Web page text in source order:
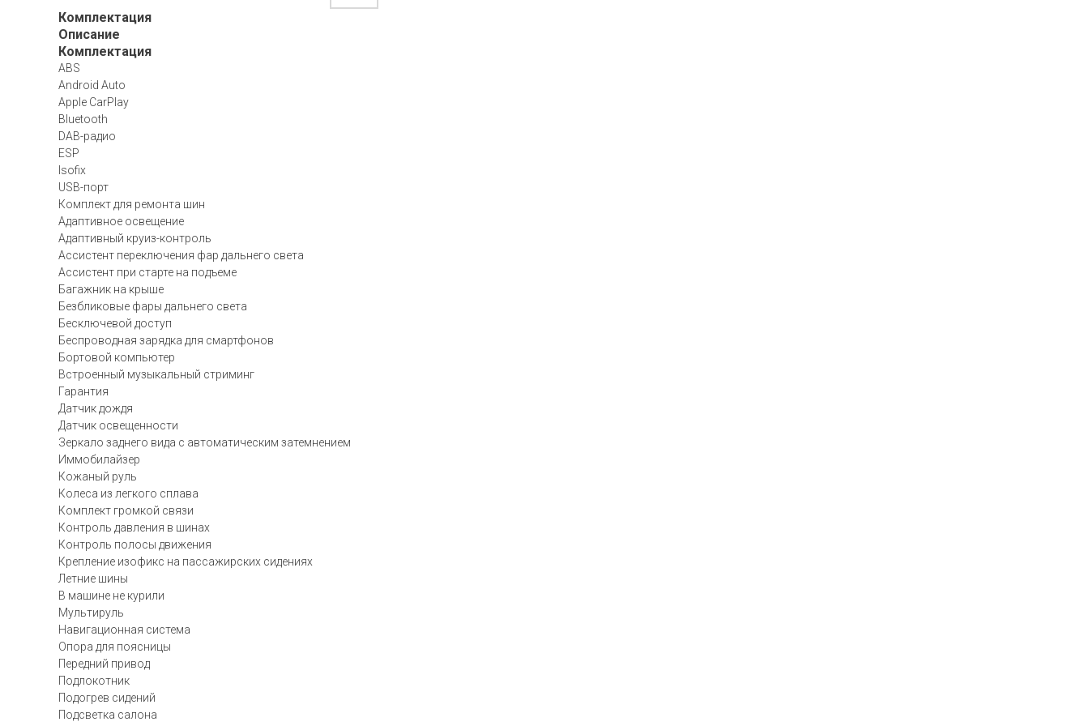
Комплектация
Описание
Комплектация
ABS
Android Auto
Apple CarPlay
Bluetooth
DAB-радио
ESP
Isofix
USB-порт
Комплект для ремонта шин
Адаптивное освещение
Адаптивный круиз-контроль
Ассистент переключения фар дальнего света
Ассистент при старте на подъеме
Багажник на крыше
Безбликовые фары дальнего света
Бесключевой доступ
Беспроводная зарядка для смартфонов
Бортовой компьютер
Встроенный музыкальный стриминг
Гарантия
Датчик дождя
Датчик освещенности
Зеркало заднего вида с автоматическим затемнением
Иммобилайзер
Кожаный руль
Колеса из легкого сплава
Комплект громкой связи
Контроль давления в шинах
Контроль полосы движения
Крепление изофикс на пассажирских сидениях
Летние шины
В машине не курили
Мультируль
Навигационная система
Опора для поясницы
Передний привод
Подлокотник
Подогрев сидений
Подсветка салона